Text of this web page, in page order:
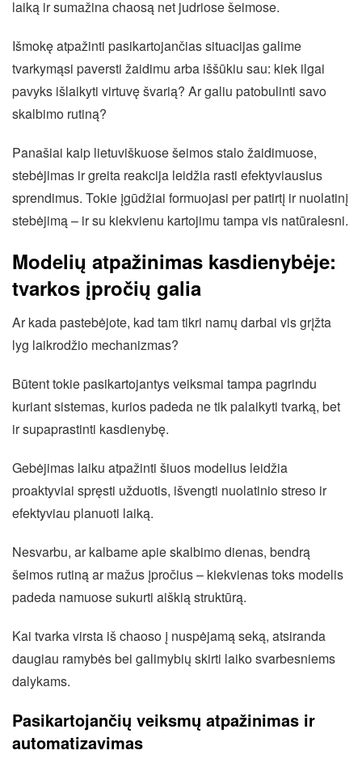
laiką ir sumažina chaosą net judriose šeimose.
Išmokę atpažinti pasikartojančias situacijas galime
tvarkymąsi paversti žaidimu arba iššūkiu sau: kiek ilgai
pavyks išlaikyti virtuvę švarią? Ar galiu patobulinti savo
skalbimo rutiną?
Panašiai kaip lietuviškuose šeimos stalo žaidimuose,
stebėjimas ir greita reakcija leidžia rasti efektyviausius
sprendimus. Tokie įgūdžiai formuojasi per patirtį ir nuolatinį
stebėjimą – ir su kiekvienu kartojimu tampa vis natūralesni.
Modelių atpažinimas kasdienybėje:
tvarkos įpročių galia
Ar kada pastebėjote, kad tam tikri namų darbai vis grįžta
lyg laikrodžio mechanizmas?
Būtent tokie pasikartojantys veiksmai tampa pagrindu
kuriant sistemas, kurios padeda ne tik palaikyti tvarką, bet
ir supaprastinti kasdienybę.
Gebėjimas laiku atpažinti šiuos modelius leidžia
proaktyviai spręsti užduotis, išvengti nuolatinio streso ir
efektyviau planuoti laiką.
Nesvarbu, ar kalbame apie skalbimo dienas, bendrą
šeimos rutiną ar mažus įpročius – kiekvienas toks modelis
padeda namuose sukurti aiškią struktūrą.
Kai tvarka virsta iš chaoso į nuspėjamą seką, atsiranda
daugiau ramybės bei galimybių skirti laiko svarbesniems
dalykams.
Pasikartojančių veiksmų atpažinimas ir
automatizavimas